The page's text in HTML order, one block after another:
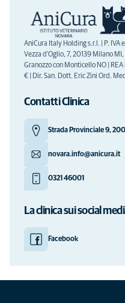
AniCura Italy Holding s.r.l. | P. IVA
Vezza d'Oglio, 7, 20139 Milano
Granozzo con Monticello NO |
€ | Dir. San. Dott. Eric Zini Ord.
Contatti Clinica
Strada Provinciale 9,
novara.info@anicura.it
0321 46001
La clinica sui social
Facebook